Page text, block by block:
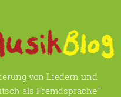
von Liedern und
als Fremdsprache"